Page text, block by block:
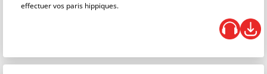
effectuer vos paris hippiques.